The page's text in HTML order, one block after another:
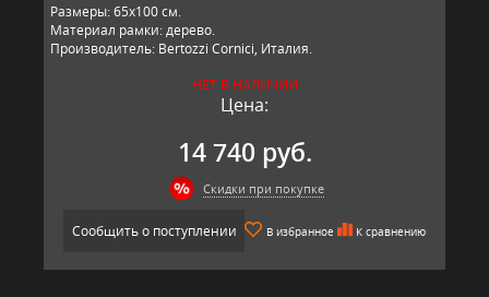
​Размеры: 65х100 см.
Материал рамки: дерево.
Производитель: Bertozzi Cornici, Италия.
НЕТ В НАЛИЧИИ
Цена:
14 740 руб.
Скидки при покупке
Сообщить о поступлении В избранное К сравнению